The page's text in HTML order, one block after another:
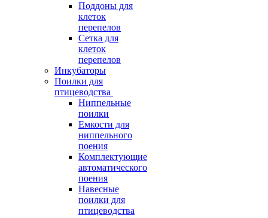
Поддоны для
клеток
перепелов
Сетка для
клеток
перепелов
Инкубаторы
Поилки для
птицеводства
Ниппельные
поилки
Емкости для
ниппельного
поения
Комплектующие
автоматического
поения
Навесные
поилки для
птицеводства